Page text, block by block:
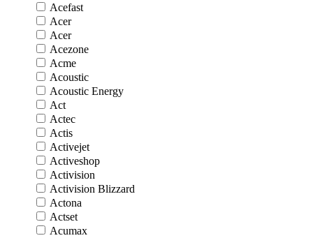
Acefast
Acer
Acer
Acezone
Acme
Acoustic
Acoustic Energy
Act
Actec
Actis
Activejet
Activeshop
Activision
Activision Blizzard
Actona
Actset
Acumax